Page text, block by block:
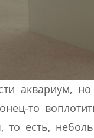
аквариум,
то
то есть,